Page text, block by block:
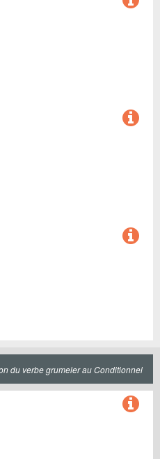
du verbe grumeler au Conditionnel